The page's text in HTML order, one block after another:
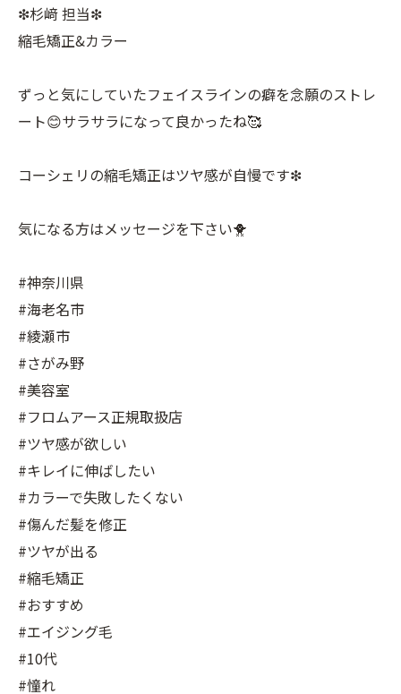
❇︎杉﨑 担当❇︎
縮毛矯正&カラー
ずっと気にしていたフェイスラインの癖を念願のストレ
ート😊サラサラになって良かったね🥰
コーシェリの縮毛矯正はツヤ感が自慢です❇︎
気になる方はメッセージを下さい🐥
#神奈川県
#海老名市
#綾瀬市
#さがみ野
#美容室
#フロムアース正規取扱店
#ツヤ感が欲しい
#キレイに伸ばしたい
#カラーで失敗したくない
#傷んだ髪を修正
#ツヤが出る
#縮毛矯正
#おすすめ
#エイジング毛
#10代
#憧れ